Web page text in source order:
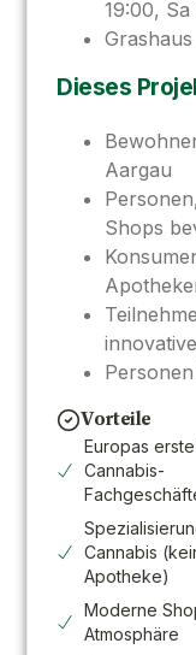
19:00, Sa
Dieses
Aargau
Shops
Vorteile
Europas
Cannabis-
Cannabis
Apotheke)
Moderne
Atmosphäre